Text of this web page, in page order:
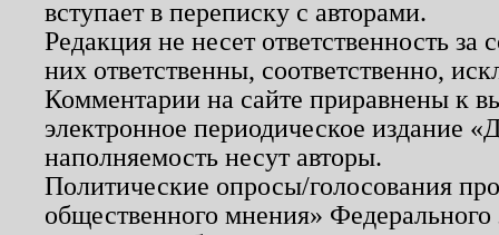
вступает в переписку с авторами.
Редакция не несет ответственность
них ответственны, соответственно,
Комментарии на сайте приравнены к
электронное периодическое издание
наполняемость несут авторы.
Политические опросы/голосования
общественного мнения»